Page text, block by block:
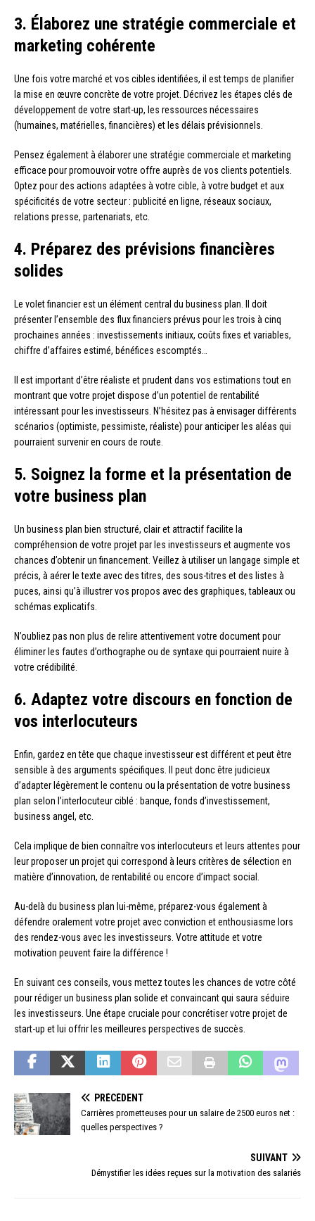
3. Élaborez une stratégie commerciale et
marketing cohérente
Une fois votre marché et vos cibles identifiées, il est temps de planifier
la mise en œuvre concrète de votre projet. Décrivez les étapes clés de
développement de votre start-up, les ressources nécessaires
(humaines, matérielles, financières) et les délais prévisionnels.
Pensez également à élaborer une stratégie commerciale et marketing
efficace pour promouvoir votre offre auprès de vos clients potentiels.
Optez pour des actions adaptées à votre cible, à votre budget et aux
spécificités de votre secteur : publicité en ligne, réseaux sociaux,
relations presse, partenariats, etc.
4. Préparez des prévisions financières
solides
Le volet financier est un élément central du business plan. Il doit
présenter l’ensemble des flux financiers prévus pour les trois à cinq
prochaines années : investissements initiaux, coûts fixes et variables,
chiffre d’affaires estimé, bénéfices escomptés…
Il est important d’être réaliste et prudent dans vos estimations tout en
montrant que votre projet dispose d’un potentiel de rentabilité
intéressant pour les investisseurs. N’hésitez pas à envisager différents
scénarios (optimiste, pessimiste, réaliste) pour anticiper les aléas qui
pourraient survenir en cours de route.
5. Soignez la forme et la présentation de
votre business plan
Un business plan bien structuré, clair et attractif facilite la
compréhension de votre projet par les investisseurs et augmente vos
chances d’obtenir un financement. Veillez à utiliser un langage simple et
précis, à aérer le texte avec des titres, des sous-titres et des listes à
puces, ainsi qu’à illustrer vos propos avec des graphiques, tableaux ou
schémas explicatifs.
N’oubliez pas non plus de relire attentivement votre document pour
éliminer les fautes d’orthographe ou de syntaxe qui pourraient nuire à
votre crédibilité.
6. Adaptez votre discours en fonction de
vos interlocuteurs
Enfin, gardez en tête que chaque investisseur est différent et peut être
sensible à des arguments spécifiques. Il peut donc être judicieux
d’adapter légèrement le contenu ou la présentation de votre business
plan selon l’interlocuteur ciblé : banque, fonds d’investissement,
business angel, etc.
Cela implique de bien connaître vos interlocuteurs et leurs attentes pour
leur proposer un projet qui correspond à leurs critères de sélection en
matière d’innovation, de rentabilité ou encore d’impact social.
Au-delà du business plan lui-même, préparez-vous également à
défendre oralement votre projet avec conviction et enthousiasme lors
des rendez-vous avec les investisseurs. Votre attitude et votre
motivation peuvent faire la différence !
En suivant ces conseils, vous mettez toutes les chances de votre côté
pour rédiger un business plan solide et convaincant qui saura séduire
les investisseurs. Une étape cruciale pour concrétiser votre projet de
start-up et lui offrir les meilleures perspectives de succès.
PRÉCÉDENT
Carrières prometteuses pour un salaire de 2500 euros net :
quelles perspectives ?
SUIVANT
Démystifier les idées reçues sur la motivation des salariés